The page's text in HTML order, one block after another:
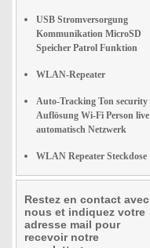
USB Stromversorgung
Kommunikation MicroSD
Speicher Patrol Funktion
WLAN-Repeater
Auto-Tracking Ton security
Auflösung Wi-Fi Person live
automatisch Netzwerk
WLAN Repeater Steckdose
Restez en contact avec
nous et indiquez votre
adresse mail pour
recevoir notre